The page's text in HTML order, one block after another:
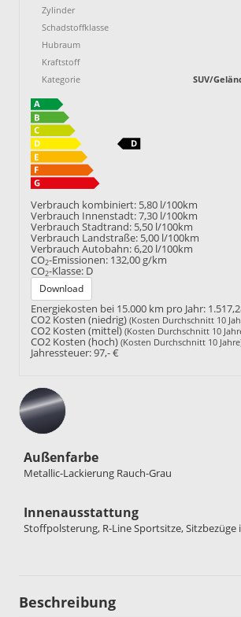
Zylinder
Schadstoffklasse
Hubraum
Kraftstoff
Kategorie
SUV/
Verbrauch kombiniert: 5,80 l/100km
Verbrauch Innenstadt:7,30 l/100km
Verbrauch Stadtrand: 5,50 l/100km
Verbrauch Landstraße: 5,00 l/100km
Verbrauch Autobahn:6,20 l/100km
CO2-Emissionen: 132,00 g/km
CO2-Klasse: D
Download
Energiekosten bei 15.000 km pro Jahr:
CO2 Kosten (niedrig) (Kosten Durchschnitt 10
CO2 Kosten (mittel) (Kosten Durchschnitt 10
CO2 Kosten (hoch) (Kosten Durchschnitt 10
Jahressteuer:97,- €
Außenfarbe
Metallic-Lackierung Rauch-Grau
Innenausstattung
Stoffpolsterung, R-Line Sportsitze, Sitzbezüge
Beschreibung